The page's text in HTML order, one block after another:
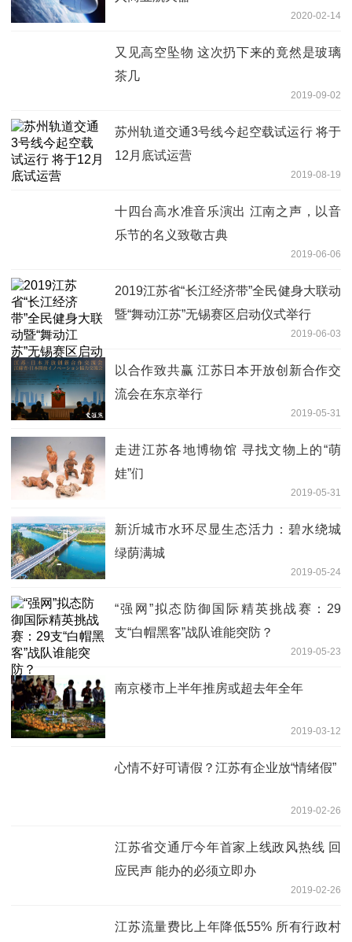
2020-02-14
又见高空坠物 这次扔下来的竟然是玻璃
茶几
2019-09-02
苏州轨道交通3号线今起空载试运行 将于
12月底试运营
2019-08-19
十四台高水准音乐演出 江南之声，以音
乐节的名义致敬古典
2019-06-06
2019江苏省“长江经济带”全民健身大联动
暨“舞动江苏”无锡赛区启动仪式举行
2019-06-03
以合作致共赢 江苏日本开放创新合作交
流会在东京举行
2019-05-31
走进江苏各地博物馆 寻找文物上的“萌
娃”们
2019-05-31
新沂城市水环尽显生态活力：碧水绕城
绿荫满城
2019-05-24
“强网”拟态防御国际精英挑战赛：29
支“白帽黑客”战队谁能突防？
2019-05-23
南京楼市上半年推房或超去年全年
2019-03-12
心情不好可请假？江苏有企业放“情绪假”
2019-02-26
江苏省交通厅今年首家上线政风热线 回
应民声 能办的必须立即办
2019-02-26
江苏流量费比上年降低55% 所有行政村